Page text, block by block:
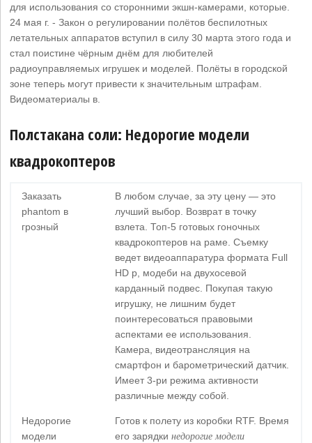
для использования со сторонними экшн-камерами, которые.
24 мая г. - Закон о регулировании полётов беспилотных
летательных аппаратов вступил в силу 30 марта этого года и
стал поистине чёрным днём для любителей
радиоуправляемых игрушек и моделей. Полёты в городской
зоне теперь могут привести к значительным штрафам.
Видеоматериалы в.
Полстакана соли: Недорогие модели
квадрокоптеров
Заказать
phantom в
грозный
В любом случае, за эту цену — это
лучший выбор. Возврат в точку
взлета. Топ-5 готовых гоночных
квадрокоптеров на раме. Съемку
ведет видеоаппаратура формата Full
HD p, модеби на двухосевой
карданный подвес. Покупая такую
игрушку, не лишним будет
поинтересоваться правовыми
аспектами ее использования.
Камера, видеотрансляция на
смартфон и барометрический датчик.
Имеет 3-ри режима активности
различные между собой.
Недорогие
модели
Готов к полету из коробки RTF. Время
его зарядкинедорогие модели